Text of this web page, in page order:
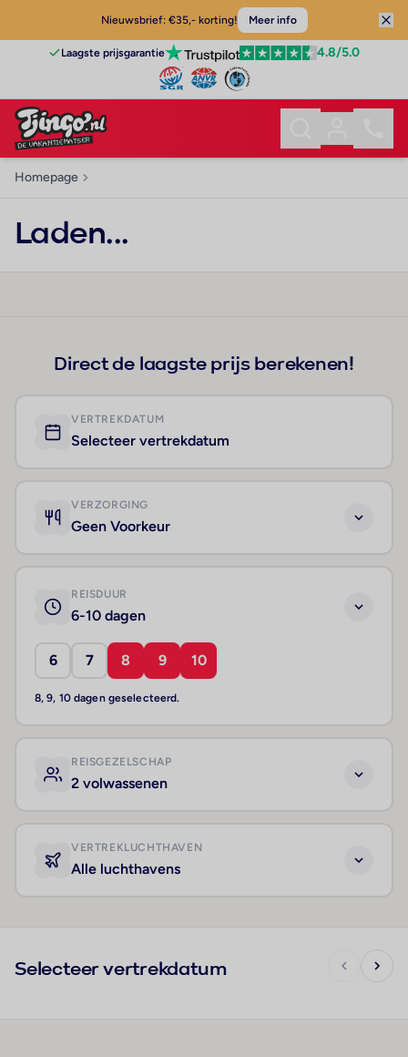
Nieuwsbrief: €35,- korting! Meer info
Laagste prijsgarantie 4.8/5.0
Homepage
Laden...
Direct de laagste prijs berekenen!
VERTREKDATUM
Selecteer vertrekdatum
VERZORGING
Geen Voorkeur
REISDUUR
6-10 dagen
6 7 8 9 10
8, 9, 10 dagen geselecteerd.
REISGEZELSCHAP
2 volwassenen
VERTREKLUCHTHAVEN
Alle luchthavens
Selecteer vertrekdatum